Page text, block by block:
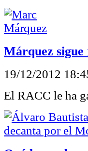
Márquez
19/12/2012
El RACC le ha